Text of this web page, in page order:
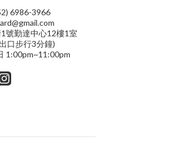
6986-3966
號勤達中心12樓1室
口步行3分鐘)
1:00pm~11:00pm